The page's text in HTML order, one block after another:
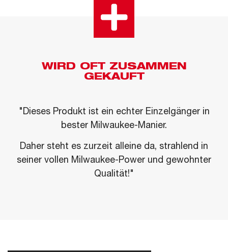
WIRD OFT ZUSAMMEN
GEKAUFT
"Dieses Produkt ist ein echter Einzelgänger in
bester Milwaukee-Manier.
Daher steht es zurzeit alleine da, strahlend in
seiner vollen Milwaukee-Power und gewohnter
Qualität!"